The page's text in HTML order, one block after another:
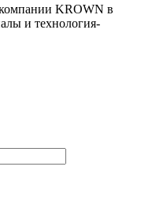
KROWN в
и технология-